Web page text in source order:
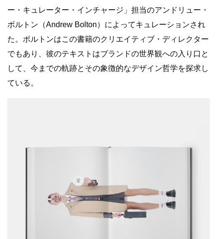
ー・キュレーター・インチャージ」担当のアンドリュー・
ボルトン（Andrew Bolton）によってキュレーションされ
た。ボルトンはこの書籍のクリエイティブ・ディレクター
でもあり、彼のテキストはブランドの世界観への入り口と
して、今までの軌跡とその象徴的なデザイン哲学を探求し
ている。